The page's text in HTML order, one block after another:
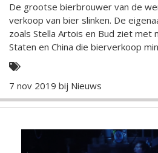
De grootse bierbrouwer van de
verkoop van bier slinken. De
zoals Stella Artois en Bud ziet met
Staten en China die bierverkoop
het jaar ervoor.
7 nov 2019 bij Nieuws